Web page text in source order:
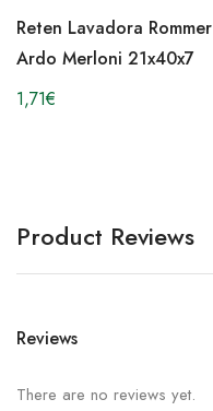
Reten Lavadora Rommer
Ardo Merloni 21x40x7
1,71€
Product Reviews
Reviews
There are no reviews yet.